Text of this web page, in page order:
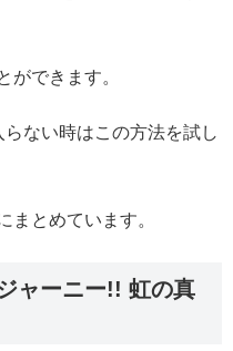
ができます。
ない時はこの方法を試し
まとめています。
ャーニー!! 虹の真